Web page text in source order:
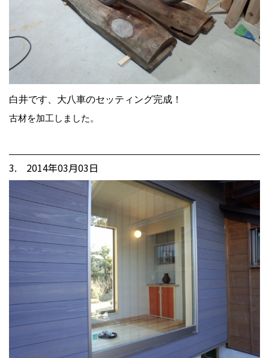
白井です、大八車のセッティング完成！
古材を加工しました。
3. 2014年03月03日